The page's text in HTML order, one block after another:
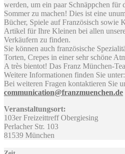
werden, um ein paar Schnäppchen für
Sommer zu machen! Dies ist eine
Bücher, Spiele auf Französisch sowie
Artikel für Ihre Kleinen bei allen
Verkäufern zu finden.
Sie können auch französische
Torten, Crepes in einer sehr schöne
A très bientot! Das Franz München-
Weitere Informationen finden Sie unter:
Bei weiteren Fragen kontaktieren Sie
communication@franzmuenchen.de
Veranstaltungsort:
103er Freizeittreff Obergiesing
Perlacher Str. 103
81539 München